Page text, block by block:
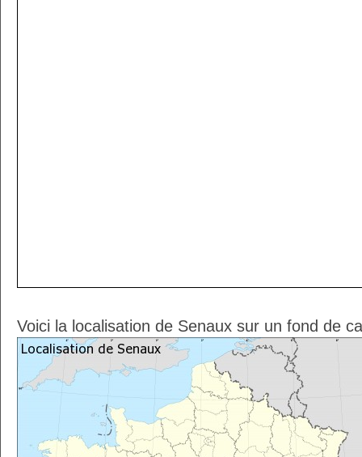
Voici la localisation de Senaux sur un fond de